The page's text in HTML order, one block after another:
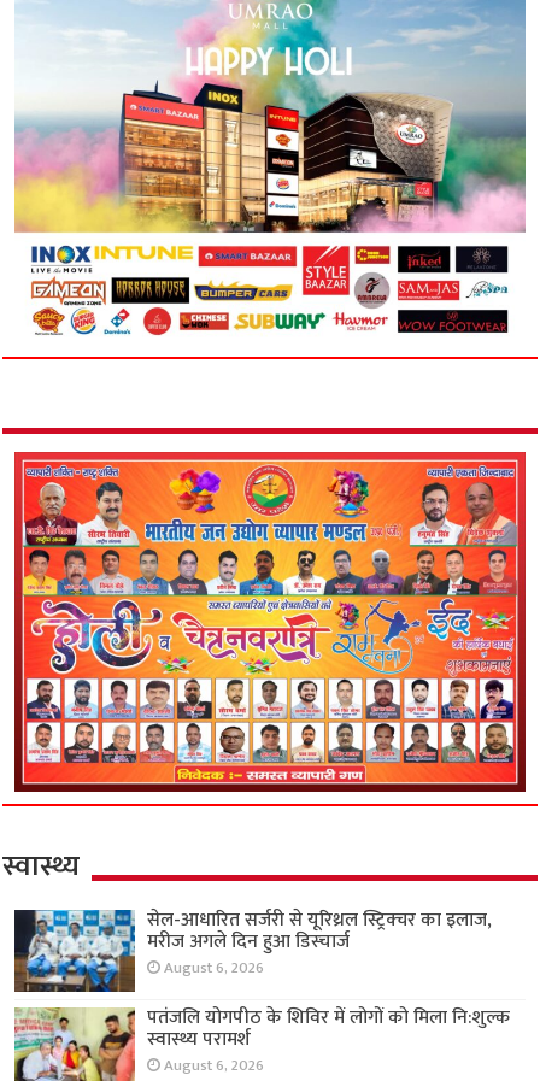
स्वास्थ्य
सेल-आधारित सर्जरी से यूरिथ्रल स्ट्रिक्चर का इलाज,
मरीज अगले दिन हुआ डिस्चार्ज
August 6, 2026
पतंजलि योगपीठ के शिविर में लोगों को मिला नि:शुल्क
स्वास्थ्य परामर्श
August 6, 2026